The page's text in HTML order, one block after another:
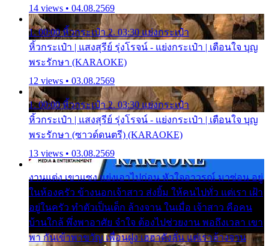
14 views • 04.08.2569
1. 00:00 หิ้วกระเป๋า 2. 03:30 แย่งกระเป๋า
หิ้วกระเป๋า | แสงสุรีย์ รุ่งโรจน์ - แย่งกระเป๋า | เตือนใจ บุญ
พระรักษา (KARAOKE)
12 views • 03.08.2569
1. 00:00 หิ้วกระเป๋า 2. 03:30 แย่งกระเป๋า
หิ้วกระเป๋า | แสงสุรีย์ รุ่งโรจน์ - แย่งกระเป๋า | เตือนใจ บุญ
พระรักษา (ซาวด์ดนตรี) (KARAOKE)
13 views • 03.08.2569
งานแต่ง เขาแซง แย่งเอาไปก่อน หัวใจอาวรณ์ มาซ่อน อยู่
ในห้องครัว ข้างนอกเจ้าสาว ส่งยิ้ม ให้คนไปทั่ว แต่เรา เฝ้า
อยู่ในครัว ทำตัวเป็นเด็ก ล้างจาน ในเมื่อ เจ้าสาว คือคน
บ้านใกล้ พึ่งพาอาศัย จำใจ ต้องไปช่วยงาน พอถึงเวลา เขา
พา กันเข้าพาขวัญ เพื่อนฝูง เฮฮาดังลั่น แต่เราล้างจาน